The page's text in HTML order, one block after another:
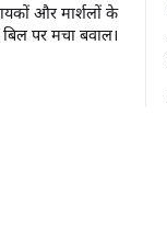
और मार्शलों के
पर मचा बवाल।